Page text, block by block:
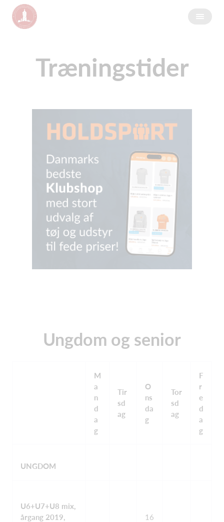
Træningstider
Ungdom og senior
M
a
n
d
a
g
Tir
sd
ag
O
ns
da
g
Tor
sd
ag
F
r
e
d
a
g
UNGDOM
U6+U7+U8 mix,
årgang 2019,
16